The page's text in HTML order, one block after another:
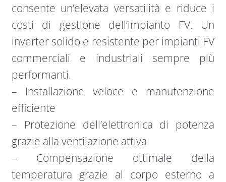
consente un’elevata versatilità e riduce i
costi di gestione dell’impianto FV. Un
inverter solido e resistente per impianti FV
commerciali e industriali sempre più
performanti.
– Installazione veloce e manutenzione
efficiente
– Protezione dell’elettronica di potenza
grazie alla ventilazione attiva
– Compensazione ottimale della
temperatura grazie al corpo esterno a